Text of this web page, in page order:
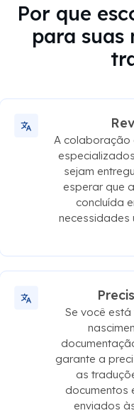
Por que
para suas
A colaboração
sejam
esperar que
concluída
necessidades
Se você
garante a
as
documentos
enviados